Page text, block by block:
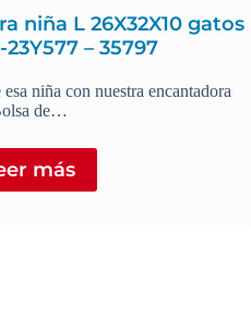
niña L 26X32X10 gatos
– 35797
niña con nuestra encantadora
de…
más